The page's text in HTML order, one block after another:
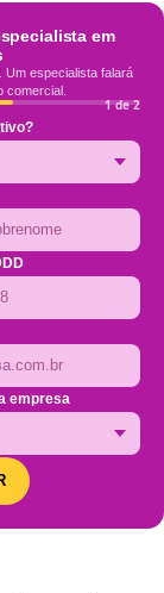
em
Um especialista falará
comercial.
1 de 2
empresa